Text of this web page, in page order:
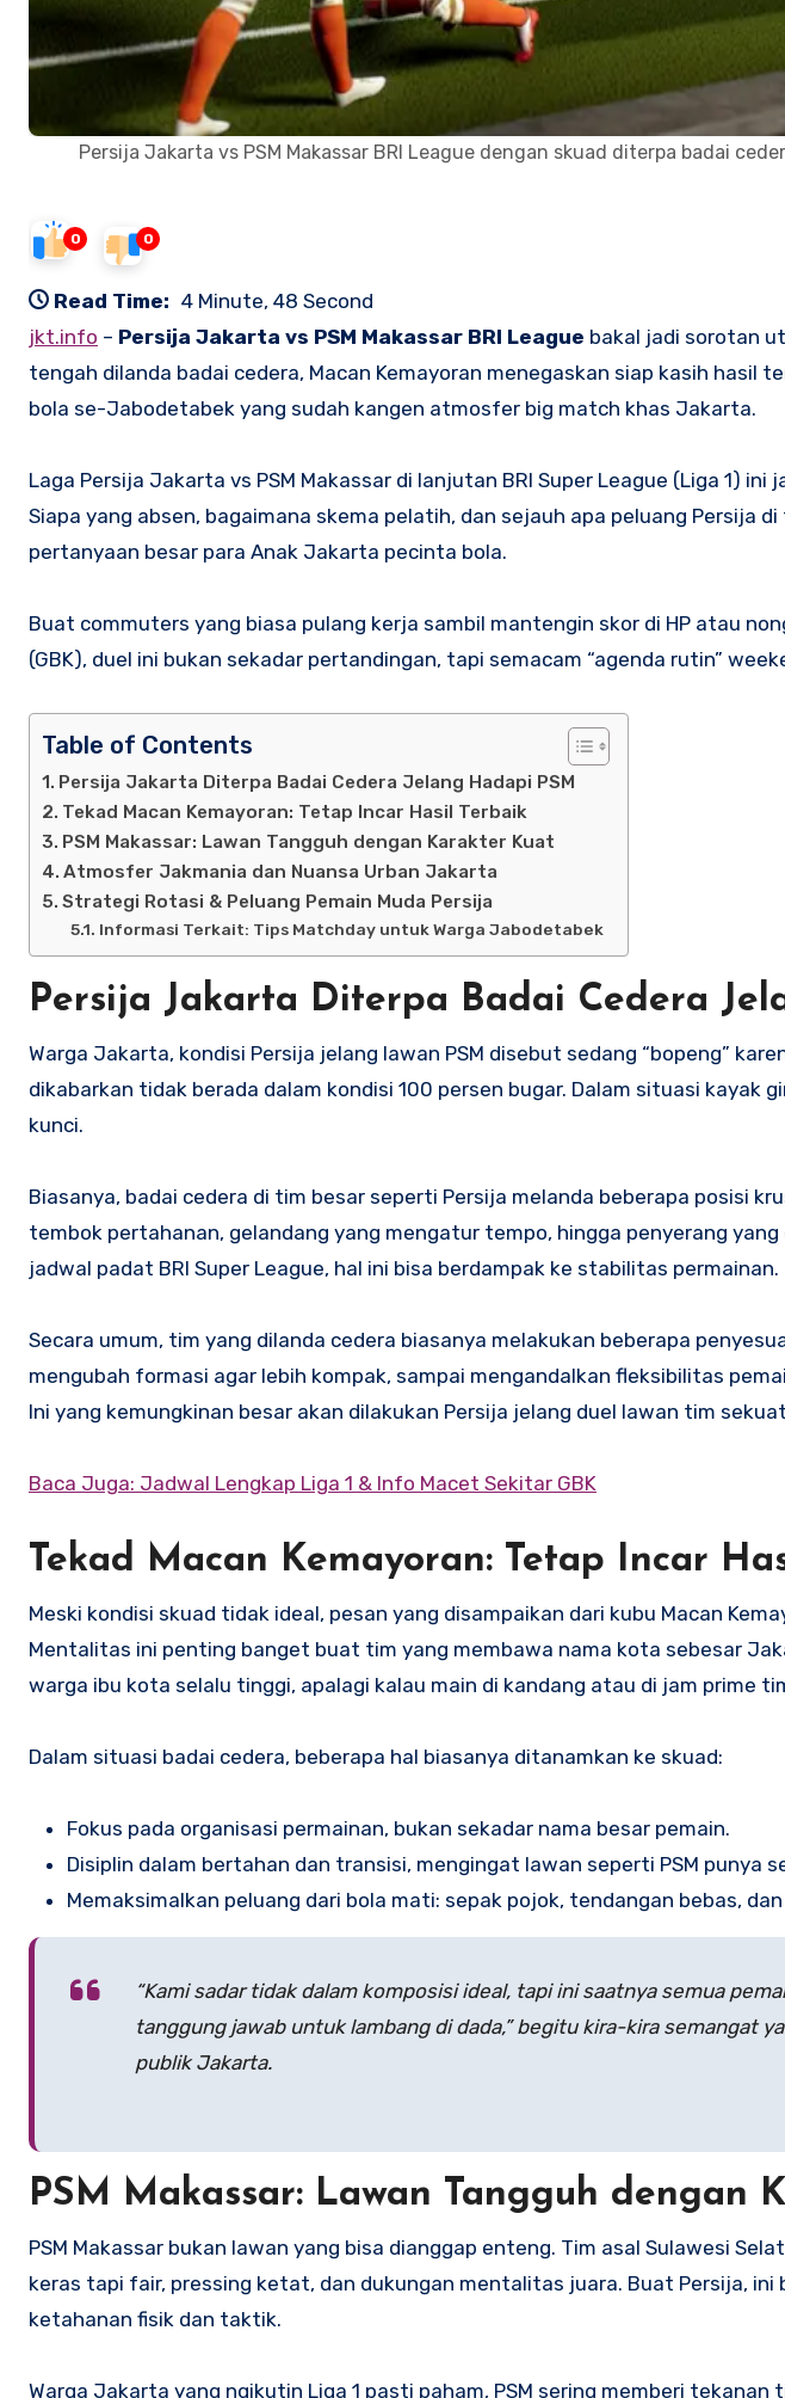
Persija Jakarta vs PSM Makassar BRI League dengan skuad diterpa badai
0 0
Read Time: 4 Minute, 48 Second
jkt.info – Persija Jakarta vs PSM Makassar BRI League bakal jadi sorotan
tengah dilanda badai cedera, Macan Kemayoran menegaskan siap kasih hasil
bola se-Jabodetabek yang sudah kangen atmosfer big match khas Jakarta.
Laga Persija Jakarta vs PSM Makassar di lanjutan BRI Super League (Liga 1)
Siapa yang absen, bagaimana skema pelatih, dan sejauh apa peluang Persija
pertanyaan besar para Anak Jakarta pecinta bola.
Buat commuters yang biasa pulang kerja sambil mantengin skor di HP atau
(GBK), duel ini bukan sekadar pertandingan, tapi semacam “agenda rutin”
Table of Contents
Persija Jakarta Diterpa Badai Cedera Jelang Hadapi PSM
Tekad Macan Kemayoran: Tetap Incar Hasil Terbaik
PSM Makassar: Lawan Tangguh dengan Karakter Kuat
Atmosfer Jakmania dan Nuansa Urban Jakarta
Strategi Rotasi & Peluang Pemain Muda Persija
Informasi Terkait: Tips Matchday untuk Warga Jabodetabek
Persija Jakarta Diterpa Badai Cedera
Warga Jakarta, kondisi Persija jelang lawan PSM disebut sedang “bopeng”
dikabarkan tidak berada dalam kondisi 100 persen bugar. Dalam situasi kayak
kunci.
Biasanya, badai cedera di tim besar seperti Persija melanda beberapa posisi
tembok pertahanan, gelandang yang mengatur tempo, hingga penyerang
jadwal padat BRI Super League, hal ini bisa berdampak ke stabilitas permainan.
Secara umum, tim yang dilanda cedera biasanya melakukan beberapa
mengubah formasi agar lebih kompak, sampai mengandalkan fleksibilitas
Ini yang kemungkinan besar akan dilakukan Persija jelang duel lawan tim sekuat
Baca Juga: Jadwal Lengkap Liga 1 & Info Macet Sekitar GBK
Tekad Macan Kemayoran: Tetap Incar
Meski kondisi skuad tidak ideal, pesan yang disampaikan dari kubu Macan
Mentalitas ini penting banget buat tim yang membawa nama kota sebesar
warga ibu kota selalu tinggi, apalagi kalau main di kandang atau di jam prime
Dalam situasi badai cedera, beberapa hal biasanya ditanamkan ke skuad:
Fokus pada organisasi permainan, bukan sekadar nama besar pemain.
Disiplin dalam bertahan dan transisi, mengingat lawan seperti PSM punya
Memaksimalkan peluang dari bola mati: sepak pojok, tendangan bebas,
“Kami sadar tidak dalam komposisi ideal, tapi ini saatnya semua
tanggung jawab untuk lambang di dada,” begitu kira-kira semangat
publik Jakarta.
PSM Makassar: Lawan Tangguh dengan
PSM Makassar bukan lawan yang bisa dianggap enteng. Tim asal Sulawesi
keras tapi fair, pressing ketat, dan dukungan mentalitas juara. Buat Persija, ini
ketahanan fisik dan taktik.
Warga Jakarta yang ngikutin Liga 1 pasti paham, PSM sering memberi tekanan